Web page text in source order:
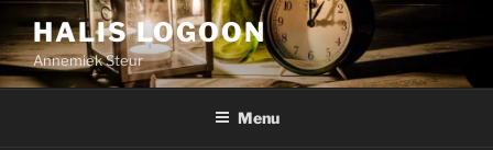
naar
de
inhoud
HALIS LOGOON
Annemiek Steur
Menu